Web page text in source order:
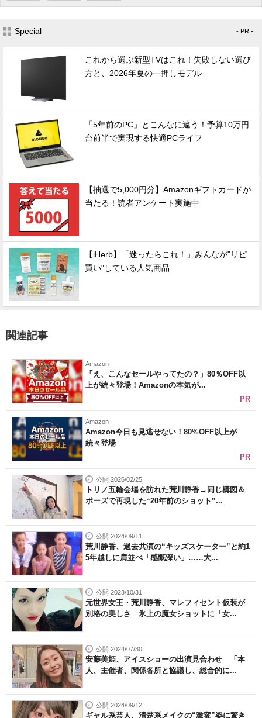
Special - PR -
これから選ぶ新型TVはこれ！失敗しない選び
方と、2026年夏の一押しモデル
「5年前のPC」とこんなに違う！予算10万円
台前半で実現する快適PCライフ
【抽選で5,000円分】Amazonギフトカードが
当たる！読者アンケート実施中
【iHerb】「迷ったらこれ！」みんなが"リピ
買い"している人気商品
関連記事
Amazon
「え、こんなセールやってたの？」80％OFF以
上が続々登場！Amazonの本気が...
PR
Amazon
Amazon今日も見逃せない！80%OFF以上が
続々登場
PR
公開 2026/02/25
トリノ五輪会場を訪れた荒川静香→同じ構図＆
ポーズで再現した“20年前のショット”...
公開 2024/09/11
荒川静香、過去共演の“キッズスケーター”と約1
5年越しに肩並べ「感慨深い」……大...
公開 2023/10/31
元世界女王・荒川静香、マレフィセント仮装が
別格の美しさ 氷上の魔女ショットに「女...
公開 2024/07/30
安藤美姫、アイスショーの出演見合わせ 「本
人、主催者、関係各所と協議し、総合的に...
公開 2024/09/12
ギャル系芸人、清楚系メイクの“激変”姿に驚き